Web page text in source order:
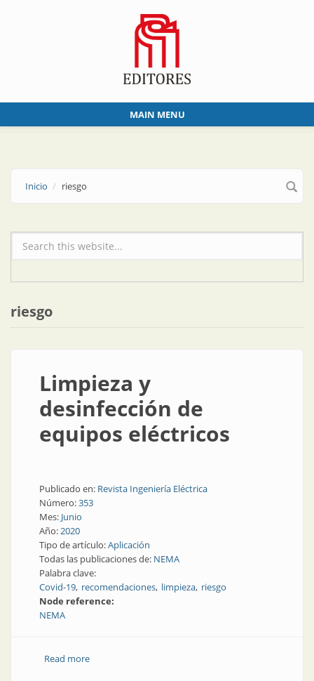
MAIN MENU
Inicio riesgo
Formulario de búsqueda
riesgo
Limpieza y
desinfección de
equipos eléctricos
Publicado en: Revista Ingeniería Eléctrica
Número:353
Mes: Junio
Año:2020
Tipo de artículo:Aplicación
Todas las publicaciones de: NEMA
Palabra clave:
Covid-19 recomendaciones limpieza riesgo
Node reference:
NEMA
Read moreabout Limpieza y desinfección de equipos eléctricos